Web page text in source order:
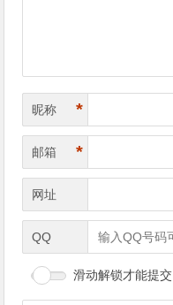
昵称 *
邮箱 *
网址
QQ
滑动解锁才能提交